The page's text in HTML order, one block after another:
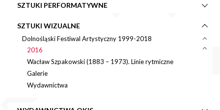
SZTUKI PERFORMATYWNE
SZTUKI WIZUALNE
Dolnośląski Festiwal Artystyczny 1999-2018
2016
Wacław Szpakowski (1883 – 1973). Linie rytmiczne
Galerie
Wydawnictwa